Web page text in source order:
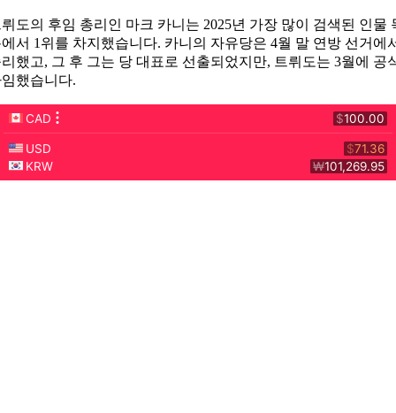
도의 후임 총리인 마크 카니는 2025년 가장 많이 검색된 인물
서 1위를 차지했습니다. 카니의 자유당은 4월 말 연방 선거에
했고, 그 후 그는 당 대표로 선출되었지만, 트뤼도는 3월에 공
했습니다.